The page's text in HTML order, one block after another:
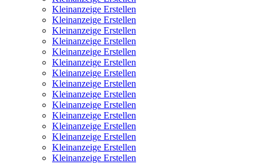
Kleinanzeige Erstellen
Kleinanzeige Erstellen
Kleinanzeige Erstellen
Kleinanzeige Erstellen
Kleinanzeige Erstellen
Kleinanzeige Erstellen
Kleinanzeige Erstellen
Kleinanzeige Erstellen
Kleinanzeige Erstellen
Kleinanzeige Erstellen
Kleinanzeige Erstellen
Kleinanzeige Erstellen
Kleinanzeige Erstellen
Kleinanzeige Erstellen
Kleinanzeige Erstellen